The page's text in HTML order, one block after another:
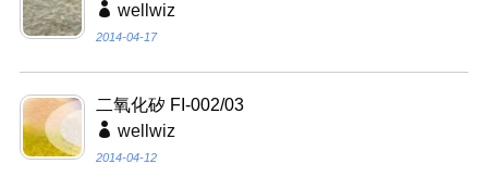
wellwiz
2014-04-17
二氧化矽 FI-002/03
wellwiz
2014-04-12